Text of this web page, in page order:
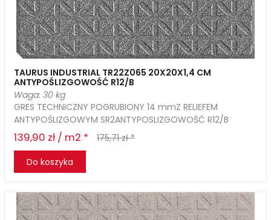
TAURUS INDUSTRIAL TR22Z065 20X20X1,4 CM
ANTYPOŚLIZGOWOŚĆ R12/B
Waga: 30 kg
GRES TECHNICZNY POGRUBIONY 14 mmZ RELIEFEM
ANTYPOŚLIZGOWYM SR2ANTYPOSLIZGOWOŚĆ R12/B
139,90 zł / m2 *
175,71 zł *
Do koszyka